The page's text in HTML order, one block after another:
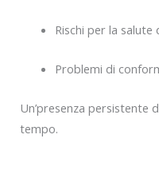
Rischi per la salute
Problemi di
Un’presenza persistente
tempo.